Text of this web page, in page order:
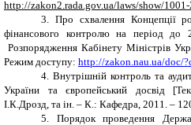
http://zakon2.rada.gov.ua/laws/show/
3.
Про схвалення Концепції
фінансового контролю на період до
Розпорядження Кабінету Міністрів
Режим доступу: http://zakon.nau.ua/doc/
4. Внутрішній контроль та
України та європейський досвід
І.К.Дрозд, та ін. – К.: Кафедра, 2011. –
5.
Порядок проведення